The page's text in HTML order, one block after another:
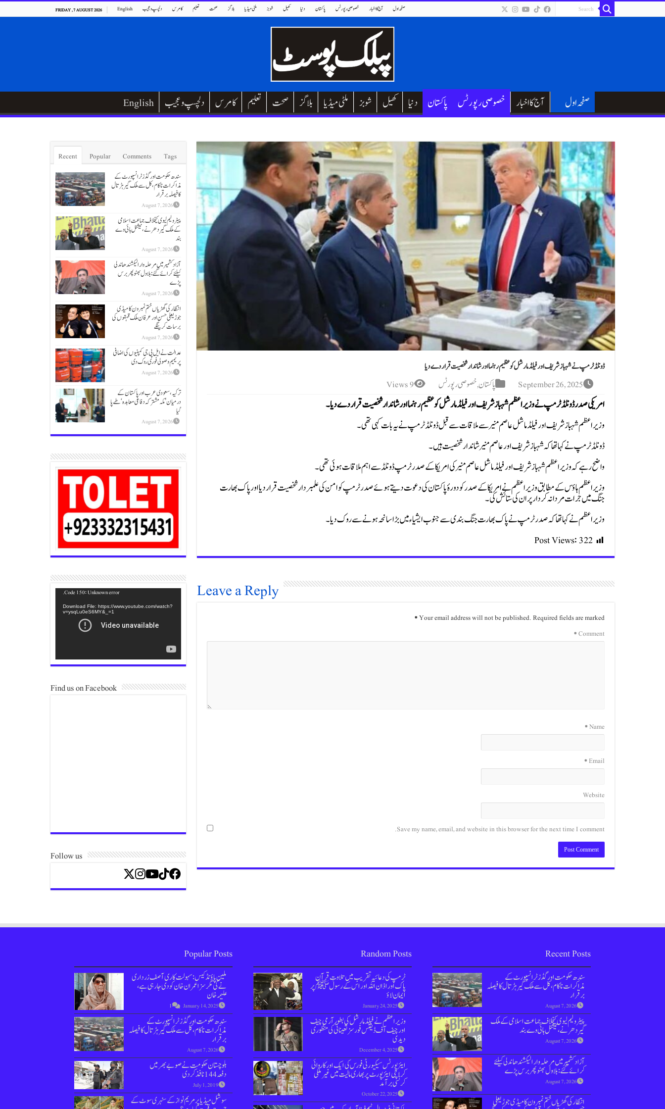
FRIDAY , 7 AUGUST 2026 English دلچسپ و عجیب کامرس تعلیم صحت بلاگز ملٹی میڈیا شوبز کھیل دنیا پاکستان خصوصی رپورٹس آج کا اخبار صفحہ اول
English دلچسپ و عجیب کامرس تعلیم صحت بلاگز ملٹی میڈیا شوبز کھیل دنیا پاکستان خصوصی رپورٹس آج کا اخبار صفحہ اول
ڈونلڈ ٹرمپ نے شہباز شریف اور فیلڈ مارشل کوعظیم رہنما اور شاندار شخصیت قرار دے دیا
September 26, 2025 پاکستان,خصوصی رپورٹس 9 Views
امریکی صدر ڈونلڈ ٹرمپ نے وزیر اعظم شہباز شریف اور فیلڈ مارشل کو عظیم رہنما اور شاندار شخصیت قرار دے دیا۔
وزیراعظم شہباز شریف اور فیلڈ ماشل عاصم منیر سے ملاقات سے قبل ڈونلڈ ٹرمپ نے یہ بات کہی تھی۔
ڈونلڈ ٹرمپ نے کہا تھا کہ شہباز شریف اور عاصم منیر شاندار شخصیت ہیں۔
واضح رہے کہ وزیراعظم شہباز شریف اور فیلڈ ماشل عاصم منیر کی امریکا کے صدر ٹرمپ ڈونلڈ سے اہم ملاقات ہوئی تھی۔
وزیر اعظم ہاؤس کے مطابق وزیر اعظم نے امریکا کے صدر کو دورۂ پاکستان کی دعوت دیتے ہوئے صدر ٹرمپ کو امن کی علمبردار شخصیت قرار دیا اور پاک بھارت
جنگ میں جرات مردانہ کردار پر ان کی ستائش کی۔
وزیر اعظم نے کہا تھا کہ صدر ٹرمپ نے پاک بھارت جنگ بندی سے جنوب ایشیاء میں بڑا سانحہ ہونے سے روک دیا۔
Post Views:322
Leave a Reply
Your email address will not be published.Required fields are marked
*
Comment
*
Name
*
Email
*
Website
Save my name, email, and website in this browser for the next time I comment.
Recent Popular Comments
Tags
سندھ حکومت اور گڈز ٹرانسپورٹ کے
مذاکرات ناکام،کل سے ملک گیر ہڑتال
کا فیصلہ برقرار
August 7, 2026
پیٹرولیم لیوی کیخلاف جماعت اسلامی
کےملک گیر دھرنے، نیشنل ہائی وے
بند
August 7, 2026
آزاد کشمیر میں مرحلہ وار الیکشندھاندلی
کیلئے کرائے گئے: بلاول بھٹو پھر برس
پڑے
August 7, 2026
انتظار کی گھڑیاں ختم نمبر ون کامیڈی
جوڑیعلی حسن اور عرفان ملک قہقوں کی
برسات کرینگے
August 7, 2026
عدالت نے ایل پی جی کمپنیوں کی اضافی
پریمیم وصولی فوری روک دی
August 7, 2026
ترکیہ، سعودی عرب اور پاکستان کے
درمیان ’مکہ مشترکہ دفاعی معاہدہ‘ طے پا
گیا
August 7, 2026
Player
Code 150: Unknown error.
Download File: https://www.youtube.com/watch?
v=ysqLu0eS6MY&_=1
Find us on Facebook
Follow us
Popular Posts
ملین پاؤنڈ کیس : سہولت کاری آصف زرداری
نے کی مگر سزا عمران خان کو دی جارہی ہے،
علیمہ خان
January 14, 2025
1
سندھ حکومت اور گڈز ٹرانسپورٹ کے
مذاکرات ناکام،کل سے ملک گیر ہڑتال کا فیصلہ
برقرار
August 7, 2026
بلوچستان حکومت نے صوبے بھر میں
دفعہ 144 نافذ کردی
July 1, 2019
سوشل میڈیا پر مریم نواز کے سنہری سوٹ کے
Random Posts
ٹرمپ کی دعائیہ تقریب میں تلاوتِ قرآن
پاک اور اذان اللہ اور اس کے رسول ﷺ پر
ایمان لاؤ
January 24, 2025
وزیراعظم نے فیلڈ مارشل کی بطور آرمی چیف
اورچیف آف ڈیفنس فورسز تعیناتی کی منظوری
دیدی
December 4, 2025
ایئرپورٹس سیکیورٹی فورس کی ایک اور کاروائی
کراچی ایئرپورٹ پر بھاری مالیت میں غیر ملکی
کرنسی برآمد
October 22, 2025
Recent Posts
سندھ حکومت اور گڈز ٹرانسپورٹ کے
مذاکرات ناکام،کل سے ملک گیر ہڑتال کا فیصلہ
برقرار
August 7, 2026
پیٹرولیم لیوی کیخلاف جماعت اسلامی کےملک
گیر دھرنے، نیشنل ہائی وے بند
August 7, 2026
آزاد کشمیر میں مرحلہ وار الیکشندھاندلی کیلئے
کرائے گئے: بلاول بھٹو پھر برس پڑے
August 7, 2026
انتظار کی گھڑیاں ختم نمبر ون کامیڈی جوڑیعلی